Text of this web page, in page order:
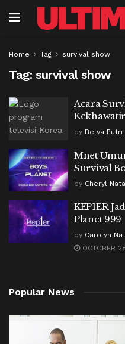
Home Tag survival show
Tag: survival show
Acara
by Belva Putri
Mnet
Survival
by Cheryl
KEP1ER
Planet 999
by Carolyn
OCTOBER
Popular News